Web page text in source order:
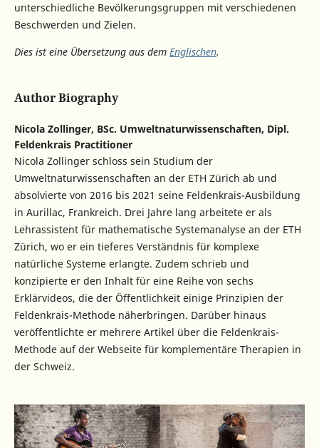
unterschiedliche Bevölkerungsgruppen mit verschiedenen
Beschwerden und Zielen.
Dies ist eine Übersetzung aus dem Englischen.
Author Biography
Nicola Zollinger, BSc. Umweltnaturwissenschaften, Dipl.
Feldenkrais Practitioner
Nicola Zollinger schloss sein Studium der
Umweltnaturwissenschaften an der ETH Zürich ab und
absolvierte von 2016 bis 2021 seine Feldenkrais-Ausbildung
in Aurillac, Frankreich. Drei Jahre lang arbeitete er als
Lehrassistent für mathematische Systemanalyse an der ETH
Zürich, wo er ein tieferes Verständnis für komplexe
natürliche Systeme erlangte. Zudem schrieb und
konzipierte er den Inhalt für eine Reihe von sechs
Erklärvideos, die der Öffentlichkeit einige Prinzipien der
Feldenkrais-Methode näherbringen. Darüber hinaus
veröffentlichte er mehrere Artikel über die Feldenkrais-
Methode auf der Webseite für komplementäre Therapien in
der Schweiz.